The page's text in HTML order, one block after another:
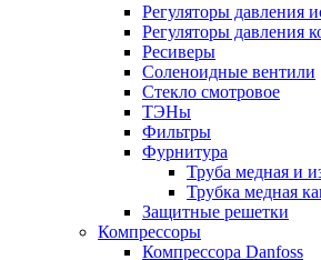
Регуляторы давления
Регуляторы давления
Ресиверы
Соленоидные вентили
Стекло смотровое
ТЭНы
Фильтры
Фурнитура
Труба медная и
Трубка медная
Защитные решетки
Компрессоры
Компрессора Danfoss